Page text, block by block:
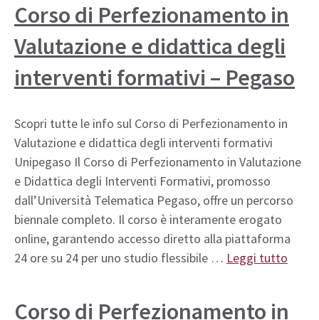
Corso di Perfezionamento in
Valutazione e didattica degli
interventi formativi – Pegaso
Scopri tutte le info sul Corso di Perfezionamento in
Valutazione e didattica degli interventi formativi
Unipegaso Il Corso di Perfezionamento in Valutazione
e Didattica degli Interventi Formativi, promosso
dall’Università Telematica Pegaso, offre un percorso
biennale completo. Il corso è interamente erogato
online, garantendo accesso diretto alla piattaforma
24 ore su 24 per uno studio flessibile … Leggi tutto
Corso di Perfezionamento in